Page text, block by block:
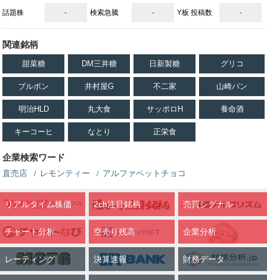
話題株 - 検索急騰 - Y板 投稿数 -
関連銘柄
甜菜糖 DM三井糖 日新製糖 グリコ
ブルボン 井村屋G 不二家 山崎パン
明治HLD 丸大食 サッポロH 養命酒
キーコーヒ なとり 正栄食
企業検索ワード
直売店 レモンティー アルファベットチョコ
リアルタイム株価 2ch注目銘柄 売買シグナル
チャート分析 空売り残高 企業分析
レーティング 決算速報 財務データ